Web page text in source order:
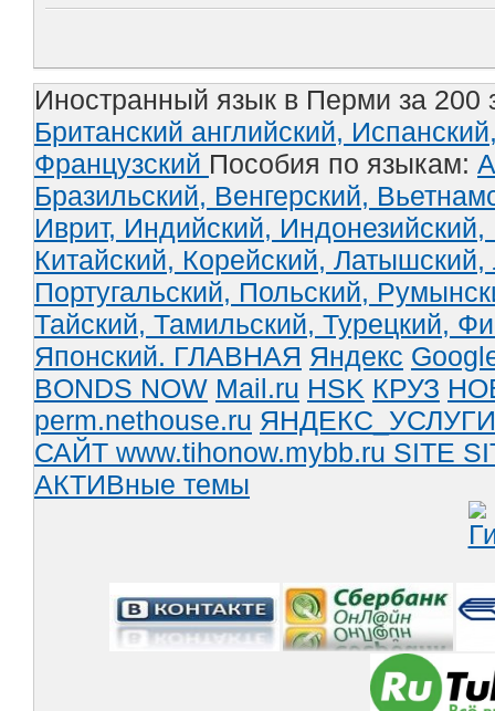
Иностранный язык в Перми за 200
Британский английский,
Французский Пособия по языкам:
Бразильский, Венгерский,
Иврит, Индийский, Индонезийский,
Китайский, Корейский, Латышский,
Португальский, Польский,
Тайский, Тамильский, Турецкий,
Японский. ГЛАВНАЯ Яндекс
BONDS NOW Mail.ru HSK КРУЗ
perm.nethouse.ru ЯНДЕКС_УСЛУГИ
САЙТ www.tihonow.mybb.ru SITE
АКТИВные темы